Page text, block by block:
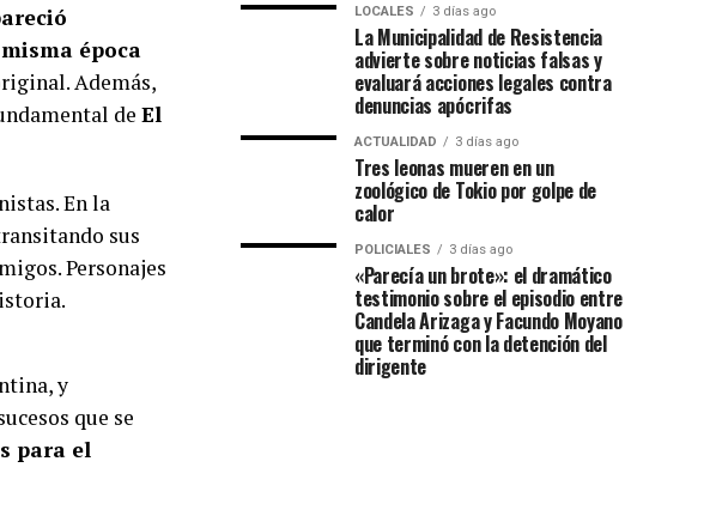
época
Además,
de El
En la
sus
Personajes
y
que se
para el
LOCALES 3 días ago
La Municipalidad de Resistencia
advierte sobre noticias falsas y
evaluará acciones legales contra
denuncias apócrifas
ACTUALIDAD 3 días ago
Tres leonas mueren en un
zoológico de Tokio por golpe de
calor
POLICIALES 3 días ago
«Parecía un brote»: el dramático
testimonio sobre el episodio entre
Candela Arizaga y Facundo Moyano
que terminó con la detención del
dirigente